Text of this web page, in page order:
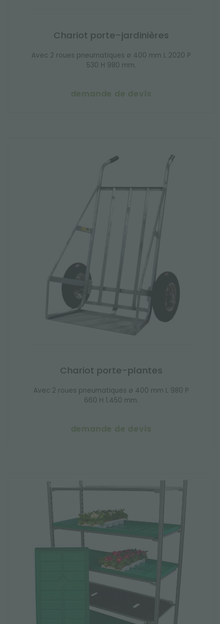
Chariot porte-jardinières
Avec 2 roues pneumatiques ø 400 mm L 2020 P
530 H 980 mm.
demande de devis
Chariot porte-plantes
Avec 2 roues pneumatiques ø 400 mm L 980 P
660 H 1.450 mm.
demande de devis